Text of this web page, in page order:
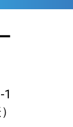
1